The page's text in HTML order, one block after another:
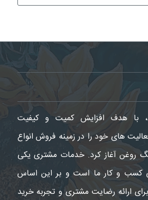
با هدف افزایش کمیت و کیفیت
های خود را در زمینه فروش انواع
روغن آغاز کرد. خدمات مشتری یکی
کسب و کار ما است و بر این اساس
ارائه رضایت مشتری و تجربه خرید